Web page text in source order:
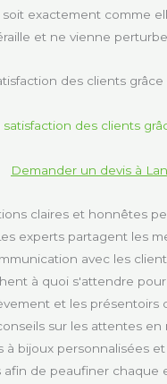
exactement comme
et ne vienne
des clients
Demander un devis à
claires et honnêtes
experts partagent les
avec les
à quoi s'attendre
et les présentoirs
sur les attentes en
à bijoux personnalisées
afin de peaufiner chaque